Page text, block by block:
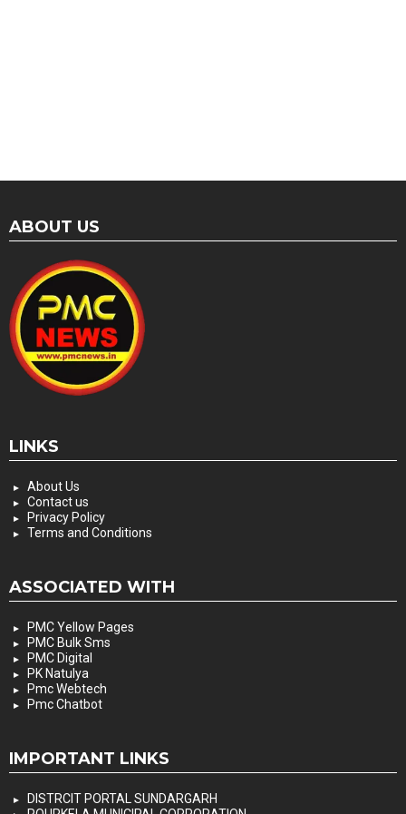
ABOUT US
LINKS
About Us
Contact us
Privacy Policy
Terms and Conditions
ASSOCIATED WITH
PMC Yellow Pages
PMC Bulk Sms
PMC Digital
PK Natulya
Pmc Webtech
Pmc Chatbot
IMPORTANT LINKS
DISTRCIT PORTAL SUNDARGARH